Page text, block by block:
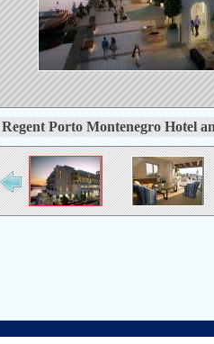
Regent Porto Montenegro Hotel